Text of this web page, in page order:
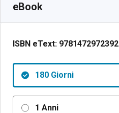
eBook
ISBN eText: 9781472972392
180 Giorni
1 Anni